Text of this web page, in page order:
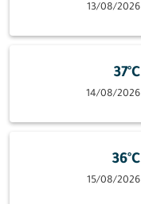
13/08/2026
37°C
14/08/2026
36°C
15/08/2026